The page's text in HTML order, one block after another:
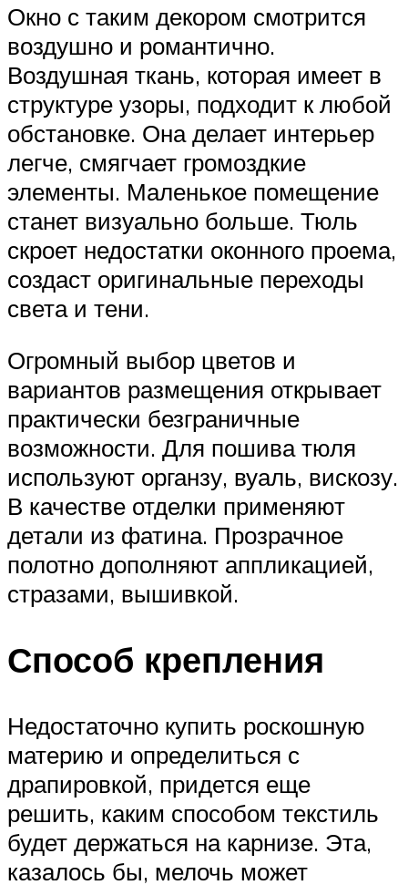
Окно с таким декором смотрится
воздушно и романтично.
Воздушная ткань, которая имеет в
структуре узоры, подходит к любой
обстановке. Она делает интерьер
легче, смягчает громоздкие
элементы. Маленькое помещение
станет визуально больше. Тюль
скроет недостатки оконного проема,
создаст оригинальные переходы
света и тени.
Огромный выбор цветов и
вариантов размещения открывает
практически безграничные
возможности. Для пошива тюля
используют органзу, вуаль, вискозу.
В качестве отделки применяют
детали из фатина. Прозрачное
полотно дополняют аппликацией,
стразами, вышивкой.
Способ крепления
Недостаточно купить роскошную
материю и определиться с
драпировкой, придется еще
решить, каким способом текстиль
будет держаться на карнизе. Эта,
казалось бы, мелочь может